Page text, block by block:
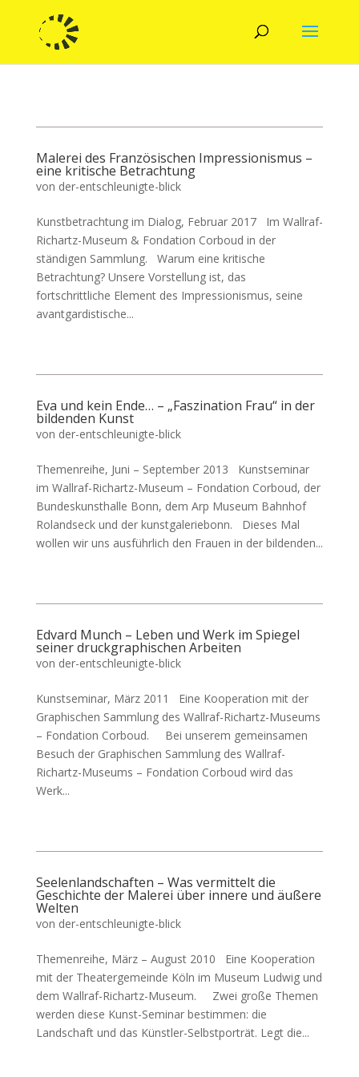
Malerei des Französischen Impressionismus –
eine kritische Betrachtung
von der-entschleunigte-blick
Kunstbetrachtung im Dialog, Februar 2017 Im Wallraf-
Richartz-Museum & Fondation Corboud in der
ständigen Sammlung. Warum eine kritische
Betrachtung? Unsere Vorstellung ist, das
fortschrittliche Element des Impressionismus, seine
avantgardistische...
Eva und kein Ende… – „Faszination Frau“ in der
bildenden Kunst
von der-entschleunigte-blick
Themenreihe, Juni – September 2013 Kunstseminar
im Wallraf-Richartz-Museum – Fondation Corboud, der
Bundeskunsthalle Bonn, dem Arp Museum Bahnhof
Rolandseck und der kunstgaleriebonn. Dieses Mal
wollen wir uns ausführlich den Frauen in der bildenden...
Edvard Munch – Leben und Werk im Spiegel
seiner druckgraphischen Arbeiten
von der-entschleunigte-blick
Kunstseminar, März 2011 Eine Kooperation mit der
Graphischen Sammlung des Wallraf-Richartz-Museums
– Fondation Corboud. Bei unserem gemeinsamen
Besuch der Graphischen Sammlung des Wallraf-
Richartz-Museums – Fondation Corboud wird das
Werk...
Seelenlandschaften – Was vermittelt die
Geschichte der Malerei über innere und äußere
Welten
von der-entschleunigte-blick
Themenreihe, März – August 2010 Eine Kooperation
mit der Theatergemeinde Köln im Museum Ludwig und
dem Wallraf-Richartz-Museum. Zwei große Themen
werden diese Kunst-Seminar bestimmen: die
Landschaft und das Künstler-Selbstporträt. Legt die...